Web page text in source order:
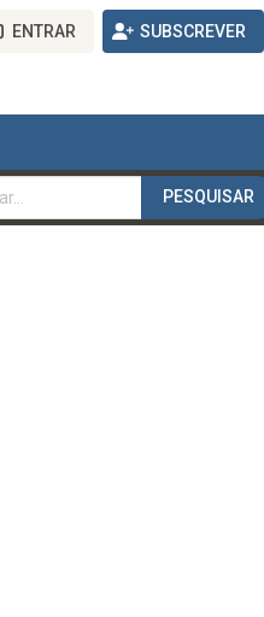
ENTRAR SUBSCREVER
PESQUISAR